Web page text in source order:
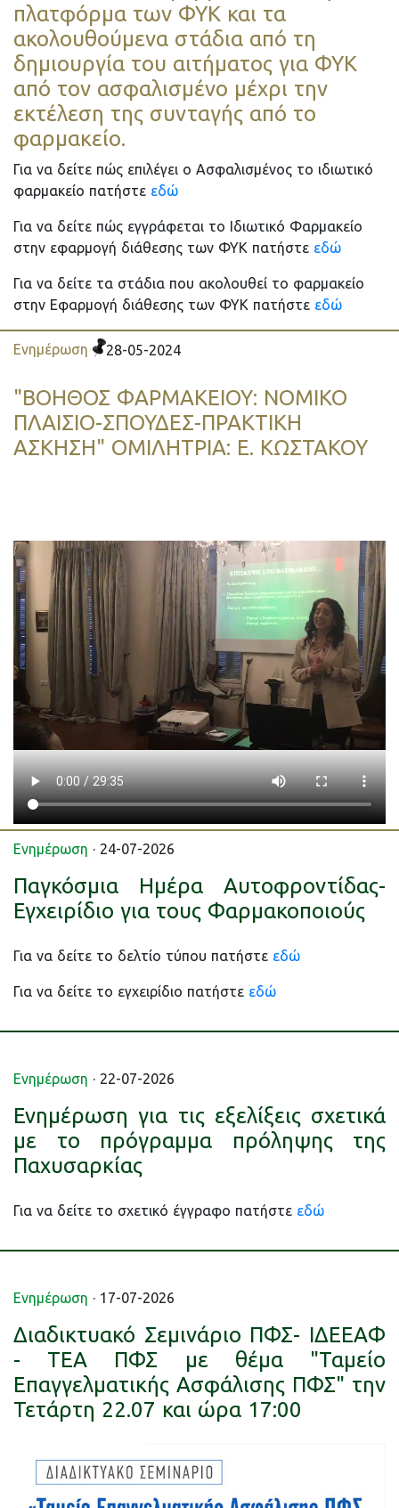
πλατφόρμα των ΦΥΚ και τα
ακολουθούμενα στάδια από τη
δημιουργία του αιτήματος για ΦΥΚ
από τον ασφαλισμένο μέχρι την
εκτέλεση της συνταγής από το
φαρμακείο.
Για να δείτε πώς επιλέγει ο Ασφαλισμένος το ιδιωτικό
φαρμακείο πατήστε εδώ
Για να δείτε πώς εγγράφεται το Ιδιωτικό Φαρμακείο
στην εφαρμογή διάθεσης των ΦΥΚ πατήστε εδώ
Για να δείτε τα στάδια που ακολουθεί το φαρμακείο
στην Εφαρμογή διάθεσης των ΦΥΚ πατήστε εδώ
Ενημέρωση 28-05-2024
"ΒΟΗΘΟΣ ΦΑΡΜΑΚΕΙΟΥ: ΝΟΜΙΚΟ
ΠΛΑΙΣΙΟ-ΣΠΟΥΔΕΣ-ΠΡΑΚΤΙΚΗ
ΑΣΚΗΣΗ" ΟΜΙΛΗΤΡΙΑ: Ε. ΚΩΣΤΑΚΟΥ
Ενημέρωση · 24-07-2026
Παγκόσμια Ημέρα Αυτοφροντίδας-
Εγχειρίδιο για τους Φαρμακοποιούς
Για να δείτε το δελτίο τύπου πατήστε εδώ
Για να δείτε το εγχειρίδιο πατήστε εδώ
Ενημέρωση · 22-07-2026
Ενημέρωση για τις εξελίξεις σχετικά
με το πρόγραμμα πρόληψης της
Παχυσαρκίας
Για να δείτε το σχετικό έγγραφο πατήστε εδώ
Ενημέρωση · 17-07-2026
Διαδικτυακό Σεμινάριο ΠΦΣ- ΙΔΕΕΑΦ
- ΤΕΑ ΠΦΣ με θέμα "Ταμείο
Επαγγελματικής Ασφάλισης ΠΦΣ" την
Τετάρτη 22.07 και ώρα 17:00